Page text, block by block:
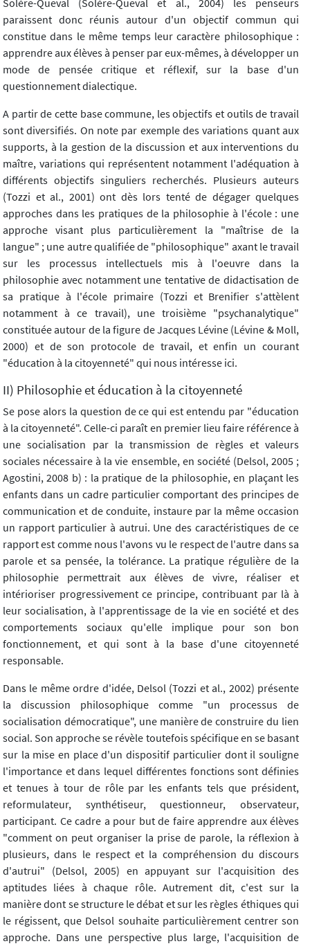
Solère-Queval (Solère-Queval et al., 2004) les penseurs
paraissent donc réunis autour d'un objectif commun qui
constitue dans le même temps leur caractère philosophique :
apprendre aux élèves à penser par eux-mêmes, à développer un
mode de pensée critique et réflexif, sur la base d'un
questionnement dialectique.
A partir de cette base commune, les objectifs et outils de travail
sont diversifiés. On note par exemple des variations quant aux
supports, à la gestion de la discussion et aux interventions du
maître, variations qui représentent notamment l'adéquation à
différents objectifs singuliers recherchés. Plusieurs auteurs
(Tozzi et al., 2001) ont dès lors tenté de dégager quelques
approches dans les pratiques de la philosophie à l'école : une
approche visant plus particulièrement la "maîtrise de la
langue" ; une autre qualifiée de "philosophique" axant le travail
sur les processus intellectuels mis à l'oeuvre dans la
philosophie avec notamment une tentative de didactisation de
sa pratique à l'école primaire (Tozzi et Brenifier s'attèlent
notamment à ce travail), une troisième "psychanalytique"
constituée autour de la figure de Jacques Lévine (Lévine & Moll,
2000) et de son protocole de travail, et enfin un courant
"éducation à la citoyenneté" qui nous intéresse ici.
II) Philosophie et éducation à la citoyenneté
Se pose alors la question de ce qui est entendu par "éducation
à la citoyenneté". Celle-ci paraît en premier lieu faire référence à
une socialisation par la transmission de règles et valeurs
sociales nécessaire à la vie ensemble, en société (Delsol, 2005 ;
Agostini, 2008 b) : la pratique de la philosophie, en plaçant les
enfants dans un cadre particulier comportant des principes de
communication et de conduite, instaure par la même occasion
un rapport particulier à autrui. Une des caractéristiques de ce
rapport est comme nous l'avons vu le respect de l'autre dans sa
parole et sa pensée, la tolérance. La pratique régulière de la
philosophie permettrait aux élèves de vivre, réaliser et
intérioriser progressivement ce principe, contribuant par là à
leur socialisation, à l'apprentissage de la vie en société et des
comportements sociaux qu'elle implique pour son bon
fonctionnement, et qui sont à la base d'une citoyenneté
responsable.
Dans le même ordre d'idée, Delsol (Tozzi et al., 2002) présente
la discussion philosophique comme "un processus de
socialisation démocratique", une manière de construire du lien
social. Son approche se révèle toutefois spécifique en se basant
sur la mise en place d'un dispositif particulier dont il souligne
l'importance et dans lequel différentes fonctions sont définies
et tenues à tour de rôle par les enfants tels que président,
reformulateur, synthétiseur, questionneur, observateur,
participant. Ce cadre a pour but de faire apprendre aux élèves
"comment on peut organiser la prise de parole, la réflexion à
plusieurs, dans le respect et la compréhension du discours
d'autrui" (Delsol, 2005) en appuyant sur l'acquisition des
aptitudes liées à chaque rôle. Autrement dit, c'est sur la
manière dont se structure le débat et sur les règles éthiques qui
le régissent, que Delsol souhaite particulièrement centrer son
approche. Dans une perspective plus large, l'acquisition de